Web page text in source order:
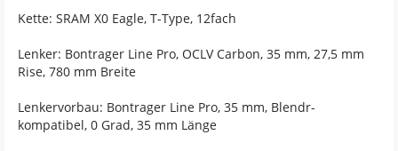
Kette: SRAM X0 Eagle, T-Type, 12fach
Lenker: Bontrager Line Pro, OCLV Carbon, 35 mm, 27,5 mm
Rise, 780 mm Breite
Lenkervorbau: Bontrager Line Pro, 35 mm, Blendr-
kompatibel, 0 Grad, 35 mm Länge